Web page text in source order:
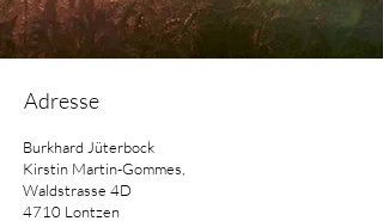
Adresse
Burkhard Jüterbock
Kirstin Martin-Gommes,
Waldstrasse 4D
4710 Lontzen